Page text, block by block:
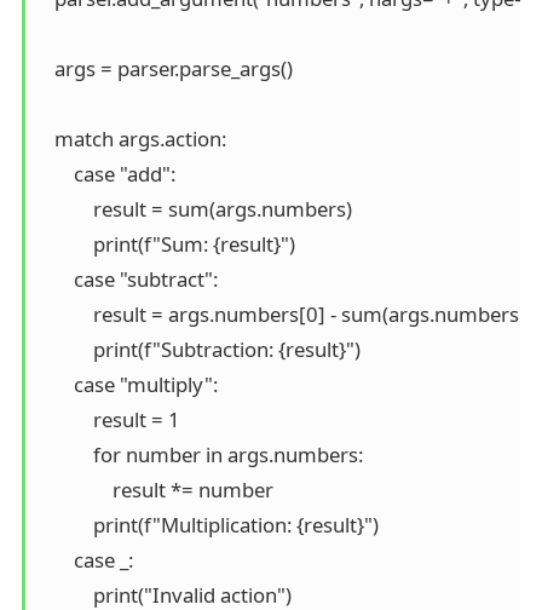
   args = parser.parse_args()
   match args.action:
       case "add":
           result = sum(args.numbers)
           print(f"Sum: {result}")
       case "subtract":
result = args.numbers[0] -
           print(f"Subtraction: {result}")
       case "multiply":
           result = 1
           for number in args.numbers:
               result *= number
           print(f"Multiplication: {result}")
       case _:
           print("Invalid action")